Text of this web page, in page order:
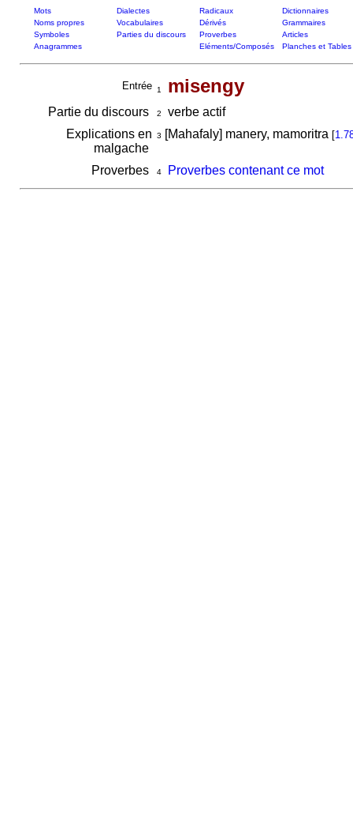
Mots Dialectes Radicaux
Dictionnaires
Noms propres
Vocabulaires Dérivés
Grammaires
Symboles
Parties du discours Proverbes
Articles
Anagrammes
Eléments/Composés Planches et Tables
Entrée 1 misengy
Partie du discours 2
verbe actif
Explications en
malgache
3 [Mahafaly] manery, mamoritra [
Proverbes 4 Proverbes contenant ce mot